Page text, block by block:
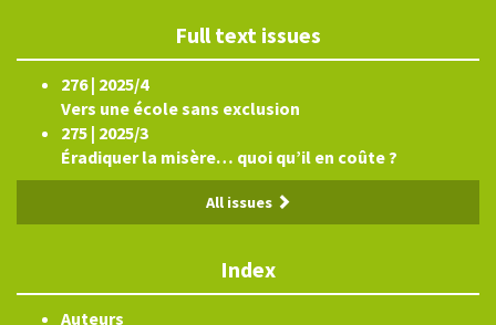
Full text issues
276 | 2025/4
Vers une école sans exclusion
275 | 2025/3
Éradiquer la misère… quoi qu’il en coûte ?
All issues
Index
Auteurs